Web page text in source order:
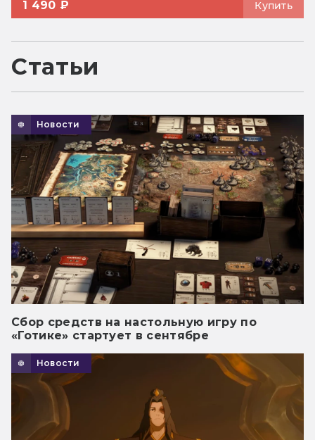
1 490 ₽ Купить
Статьи
Новости
Сбор средств на настольную игру по
«Готике» стартует в сентябре
Новости